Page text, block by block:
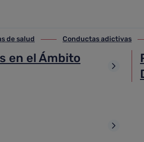
salud
de salud
ir-a Conductas adictivas
Conductas adictivas
ir-
en el Ámbito